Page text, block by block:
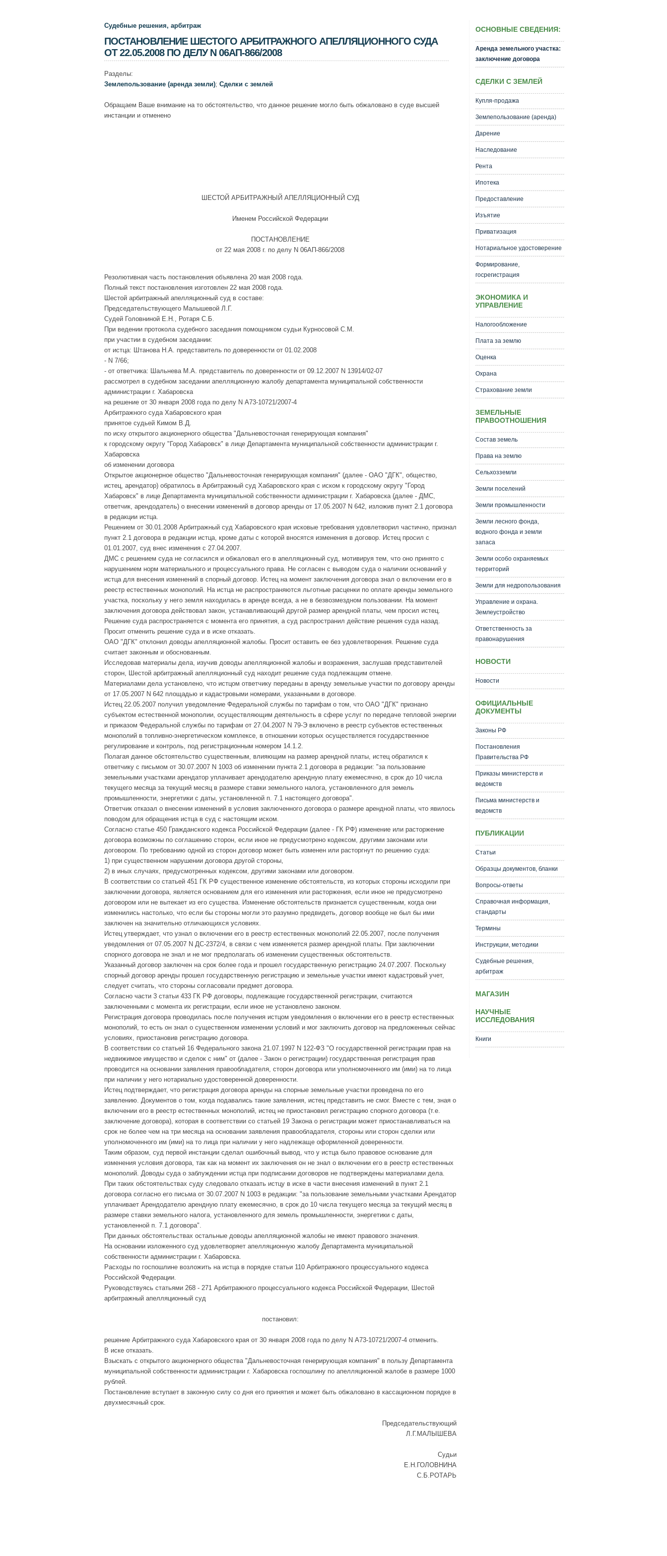
Судебные решения, арбитраж
ПОСТАНОВЛЕНИЕ ШЕСТОГО АРБИТРАЖНОГО АПЕЛЛЯЦИОННОГО СУДА
ОТ 22.05.2008 ПО ДЕЛУ N 06АП-866/2008
Разделы:
Землепользование (аренда земли); Сделки с землей
Обращаем Ваше внимание на то обстоятельство, что данное решение могло быть обжаловано в суде высшей
инстанции и отменено
ШЕСТОЙ АРБИТРАЖНЫЙ АПЕЛЛЯЦИОННЫЙ СУД
Именем Российской Федерации
ПОСТАНОВЛЕНИЕ
от 22 мая 2008 г. по делу N 06АП-866/2008
Резолютивная часть постановления объявлена 20 мая 2008 года.
Полный текст постановления изготовлен 22 мая 2008 года.
Шестой арбитражный апелляционный суд в составе:
Председательствующего Малышевой Л.Г.
Судей Головниной Е.Н., Ротаря С.Б.
При ведении протокола судебного заседания помощником судьи Курносовой С.М.
при участии в судебном заседании:
от истца: Штанова Н.А. представитель по доверенности от 01.02.2008
- N 7/66;
- от ответчика: Шальнева М.А. представитель по доверенности от 09.12.2007 N 13914/02-07
рассмотрел в судебном заседании апелляционную жалобу департамента муниципальной собственности
администрации г. Хабаровска
на решение от 30 января 2008 года по делу N А73-10721/2007-4
Арбитражного суда Хабаровского края
принятое судьей Кимом В.Д.
по иску открытого акционерного общества "Дальневосточная генерирующая компания"
к городскому округу "Город Хабаровск" в лице Департамента муниципальной собственности администрации г.
Хабаровска
об изменении договора
Открытое акционерное общество "Дальневосточная генерирующая компания" (далее - ОАО "ДГК", общество,
истец, арендатор) обратилось в Арбитражный суд Хабаровского края с иском к городскому округу "Город
Хабаровск" в лице Департамента муниципальной собственности администрации г. Хабаровска (далее - ДМС,
ответчик, арендодатель) о внесении изменений в договор аренды от 17.05.2007 N 642, изложив пункт 2.1 договора
в редакции истца.
Решением от 30.01.2008 Арбитражный суд Хабаровского края исковые требования удовлетворил частично, признал
пункт 2.1 договора в редакции истца, кроме даты с которой вносятся изменения в договор. Истец просил с
01.01.2007, суд внес изменения с 27.04.2007.
ДМС с решением суда не согласился и обжаловал его в апелляционный суд, мотивируя тем, что оно принято с
нарушением норм материального и процессуального права. Не согласен с выводом суда о наличии оснований у
истца для внесения изменений в спорный договор. Истец на момент заключения договора знал о включении его в
реестр естественных монополий. На истца не распространяются льготные расценки по оплате аренды земельного
участка, поскольку у него земля находилась в аренде всегда, а не в безвозмездном пользовании. На момент
заключения договора действовал закон, устанавливающий другой размер арендной платы, чем просил истец.
Решение суда распространяется с момента его принятия, а суд распространил действие решения суда назад.
Просит отменить решение суда и в иске отказать.
ОАО "ДГК" отклонил доводы апелляционной жалобы. Просит оставить ее без удовлетворения. Решение суда
считает законным и обоснованным.
Исследовав материалы дела, изучив доводы апелляционной жалобы и возражения, заслушав представителей
сторон, Шестой арбитражный апелляционный суд находит решение суда подлежащим отмене.
Материалами дела установлено, что истцом ответчику переданы в аренду земельные участки по договору аренды
от 17.05.2007 N 642 площадью и кадастровыми номерами, указанными в договоре.
Истец 22.05.2007 получил уведомление Федеральной службы по тарифам о том, что ОАО "ДГК" признано
субъектом естественной монополии, осуществляющим деятельность в сфере услуг по передаче тепловой энергии
и приказом Федеральной службы по тарифам от 27.04.2007 N 79-Э включено в реестр субъектов естественных
монополий в топливно-энергетическом комплексе, в отношении которых осуществляется государственное
регулирование и контроль, под регистрационным номером 14.1.2.
Полагая данное обстоятельство существенным, влияющим на размер арендной платы, истец обратился к
ответчику с письмом от 30.07.2007 N 1003 об изменении пункта 2.1 договора в редакции: "за пользование
земельными участками арендатор уплачивает арендодателю арендную плату ежемесячно, в срок до 10 числа
текущего месяца за текущий месяц в размере ставки земельного налога, установленного для земель
промышленности, энергетики с даты, установленной п. 7.1 настоящего договора".
Ответчик отказал о внесении изменений в условия заключенного договора о размере арендной платы, что явилось
поводом для обращения истца в суд с настоящим иском.
Согласно статье 450 Гражданского кодекса Российской Федерации (далее - ГК РФ) изменение или расторжение
договора возможны по соглашению сторон, если иное не предусмотрено кодексом, другими законами или
договором. По требованию одной из сторон договор может быть изменен или расторгнут по решению суда:
1) при существенном нарушении договора другой стороны,
2) в иных случаях, предусмотренных кодексом, другими законами или договором.
В соответствии со статьей 451 ГК РФ существенное изменение обстоятельств, из которых стороны исходили при
заключении договора, является основанием для его изменения или расторжения, если иное не предусмотрено
договором или не вытекает из его существа. Изменение обстоятельств признается существенным, когда они
изменились настолько, что если бы стороны могли это разумно предвидеть, договор вообще не был бы ими
заключен на значительно отличающихся условиях.
Истец утверждает, что узнал о включении его в реестр естественных монополий 22.05.2007, после получения
уведомления от 07.05.2007 N ДС-2372/4, в связи с чем изменяется размер арендной платы. При заключении
спорного договора не знал и не мог предполагать об изменении существенных обстоятельств.
Указанный договор заключен на срок более года и прошел государственную регистрацию 24.07.2007. Поскольку
спорный договор аренды прошел государственную регистрацию и земельные участки имеют кадастровый учет,
следует считать, что стороны согласовали предмет договора.
Согласно части 3 статьи 433 ГК РФ договоры, подлежащие государственной регистрации, считаются
заключенными с момента их регистрации, если иное не установлено законом.
Регистрация договора проводилась после получения истцом уведомления о включении его в реестр естественных
монополий, то есть он знал о существенном изменении условий и мог заключить договор на предложенных сейчас
условиях, приостановив регистрацию договора.
В соответствии со статьей 16 Федерального закона 21.07.1997 N 122-ФЗ "О государственной регистрации прав на
недвижимое имущество и сделок с ним" от (далее - Закон о регистрации) государственная регистрация прав
проводится на основании заявления правообладателя, сторон договора или уполномоченного им (ими) на то лица
при наличии у него нотариально удостоверенной доверенности.
Истец подтверждает, что регистрация договора аренды на спорные земельные участки проведена по его
заявлению. Документов о том, когда подавались такие заявления, истец представить не смог. Вместе с тем, зная о
включении его в реестр естественных монополий, истец не приостановил регистрацию спорного договора (т.е.
заключение договора), которая в соответствии со статьей 19 Закона о регистрации может приостанавливаться на
срок не более чем на три месяца на основании заявления правообладателя, стороны или сторон сделки или
уполномоченного им (ими) на то лица при наличии у него надлежаще оформленной доверенности.
Таким образом, суд первой инстанции сделал ошибочный вывод, что у истца было правовое основание для
изменения условия договора, так как на момент их заключения он не знал о включении его в реестр естественных
монополий. Доводы суда о заблуждении истца при подписании договоров не подтверждены материалами дела.
При таких обстоятельствах суду следовало отказать истцу в иске в части внесения изменений в пункт 2.1
договора согласно его письма от 30.07.2007 N 1003 в редакции: "за пользование земельными участками Арендатор
уплачивает Арендодателю арендную плату ежемесячно, в срок до 10 числа текущего месяца за текущий месяц в
размере ставки земельного налога, установленного для земель промышленности, энергетики с даты,
установленной п. 7.1 договора".
При данных обстоятельствах остальные доводы апелляционной жалобы не имеют правового значения.
На основании изложенного суд удовлетворяет апелляционную жалобу Департамента муниципальной
собственности администрации г. Хабаровска.
Расходы по госпошлине возложить на истца в порядке статьи 110 Арбитражного процессуального кодекса
Российской Федерации.
Руководствуясь статьями 268 - 271 Арбитражного процессуального кодекса Российской Федерации, Шестой
арбитражный апелляционный суд
постановил:
решение Арбитражного суда Хабаровского края от 30 января 2008 года по делу N А73-10721/2007-4 отменить.
В иске отказать.
Взыскать с открытого акционерного общества "Дальневосточная генерирующая компания" в пользу Департамента
муниципальной собственности администрации г. Хабаровска госпошлину по апелляционной жалобе в размере 1000
рублей.
Постановление вступает в законную силу со дня его принятия и может быть обжаловано в кассационном порядке в
двухмесячный срок.
Председательствующий
Л.Г.МАЛЫШЕВА
Судьи
Е.Н.ГОЛОВНИНА
С.Б.РОТАРЬ
ОСНОВНЫЕ СВЕДЕНИЯ:
Аренда земельного участка:
заключение договора
СДЕЛКИ С ЗЕМЛЕЙ
Купля-продажа
Землепользование (аренда)
Дарение
Наследование
Рента
Ипотека
Предоставление
Изъятие
Приватизация
Нотариальное удостоверение
Формирование,
госрегистрация
ЭКОНОМИКА И
УПРАВЛЕНИЕ
Налогообложение
Плата за землю
Оценка
Охрана
Страхование земли
ЗЕМЕЛЬНЫЕ
ПРАВООТНОШЕНИЯ
Состав земель
Права на землю
Сельхозземли
Земли поселений
Земли промышленности
Земли лесного фонда,
водного фонда и земли
запаса
Земли особо охраняемых
территорий
Земли для недропользования
Управление и охрана.
Землеустройство
Ответственность за
правонарушения
НОВОСТИ
Новости
ОФИЦИАЛЬНЫЕ
ДОКУМЕНТЫ
Законы РФ
Постановления
Правительства РФ
Приказы министерств и
ведомств
Письма министерств и
ведомств
ПУБЛИКАЦИИ
Статьи
Образцы документов, бланки
Вопросы-ответы
Справочная информация,
стандарты
Термины
Инструкции, методики
Судебные решения,
арбитраж
МАГАЗИН
НАУЧНЫЕ
ИССЛЕДОВАНИЯ
Книги